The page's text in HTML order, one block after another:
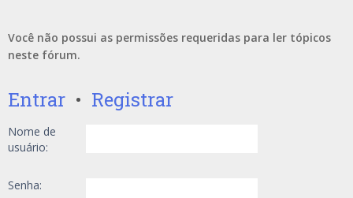
Você não possui as permissões requeridas para ler tópicos
neste fórum.
Entrar • Registrar
Nome de
usuário:
Senha: